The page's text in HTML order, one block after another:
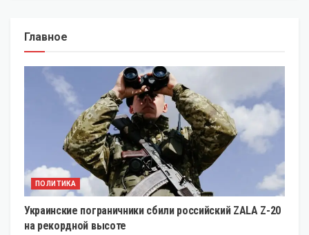
Главное
ПОЛИТИКА
Украинские пограничники сбили российский ZALA Z-20
на рекордной высоте